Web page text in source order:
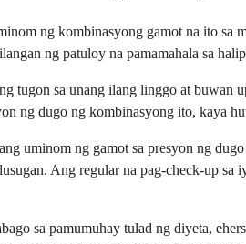
ng kombinasyong gamot na ito sa
ng patuloy na pamamahala sa
tugon sa unang ilang linggo at
ng dugo ng kombinasyong ito, kaya
uminom ng gamot sa presyon ng
Ang regular na pag-check-up
sa pamumuhay tulad ng diyeta,